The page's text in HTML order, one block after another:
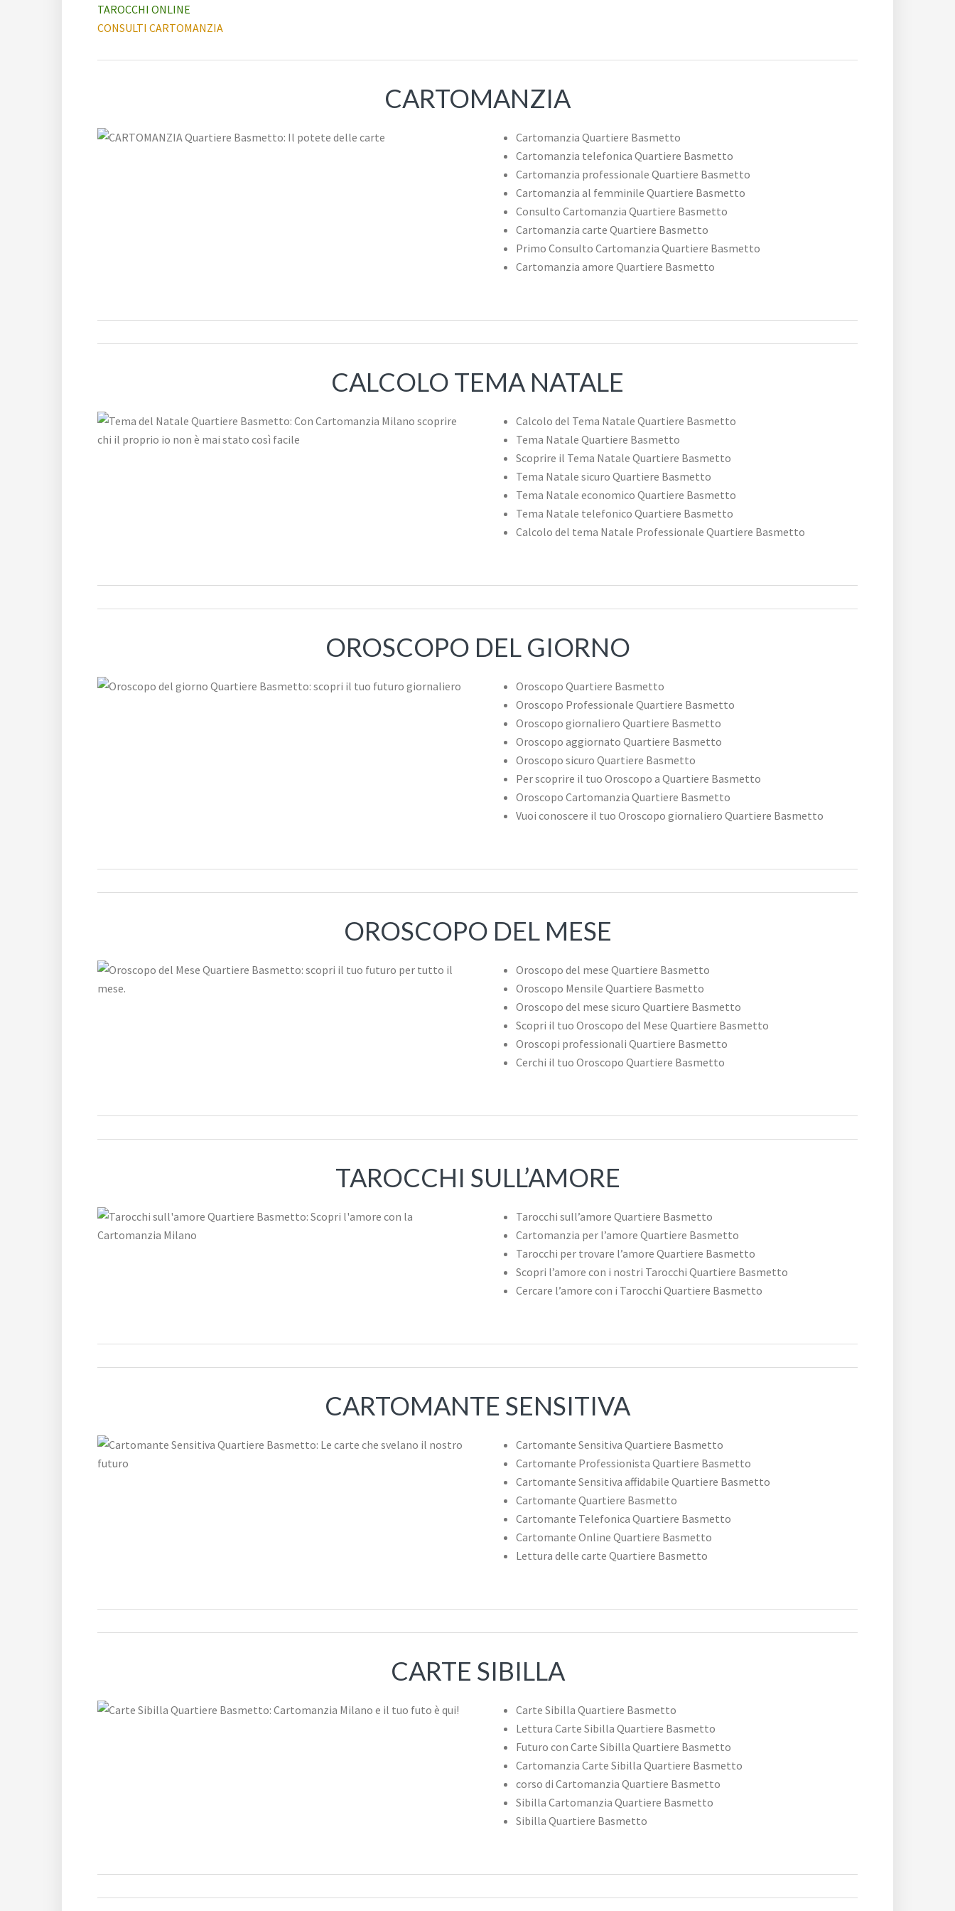
TAROCCHI ONLINE
CONSULTI CARTOMANZIA
CARTOMANZIA
Cartomanzia Quartiere Basmetto
Cartomanzia telefonica Quartiere Basmetto
Cartomanzia professionale Quartiere Basmetto
Cartomanzia al femminile Quartiere Basmetto
Consulto Cartomanzia Quartiere Basmetto
Cartomanzia carte Quartiere Basmetto
Primo Consulto Cartomanzia Quartiere Basmetto
Cartomanzia amore Quartiere Basmetto
CALCOLO TEMA NATALE
Calcolo del Tema Natale Quartiere Basmetto
Tema Natale Quartiere Basmetto
Scoprire il Tema Natale Quartiere Basmetto
Tema Natale sicuro Quartiere Basmetto
Tema Natale economico Quartiere Basmetto
Tema Natale telefonico Quartiere Basmetto
Calcolo del tema Natale Professionale Quartiere Basmetto
OROSCOPO DEL GIORNO
Oroscopo Quartiere Basmetto
Oroscopo Professionale Quartiere Basmetto
Oroscopo giornaliero Quartiere Basmetto
Oroscopo aggiornato Quartiere Basmetto
Oroscopo sicuro Quartiere Basmetto
Per scoprire il tuo Oroscopo a Quartiere Basmetto
Oroscopo Cartomanzia Quartiere Basmetto
Vuoi conoscere il tuo Oroscopo giornaliero Quartiere Basmetto
OROSCOPO DEL MESE
Oroscopo del mese Quartiere Basmetto
Oroscopo Mensile Quartiere Basmetto
Oroscopo del mese sicuro Quartiere Basmetto
Scopri il tuo Oroscopo del Mese Quartiere Basmetto
Oroscopi professionali Quartiere Basmetto
Cerchi il tuo Oroscopo Quartiere Basmetto
TAROCCHI SULL’AMORE
Tarocchi sull’amore Quartiere Basmetto
Cartomanzia per l’amore Quartiere Basmetto
Tarocchi per trovare l’amore Quartiere Basmetto
Scopri l’amore con i nostri Tarocchi Quartiere Basmetto
Cercare l’amore con i Tarocchi Quartiere Basmetto
CARTOMANTE SENSITIVA
Cartomante Sensitiva Quartiere Basmetto
Cartomante Professionista Quartiere Basmetto
Cartomante Sensitiva affidabile Quartiere Basmetto
Cartomante Quartiere Basmetto
Cartomante Telefonica Quartiere Basmetto
Cartomante Online Quartiere Basmetto
Lettura delle carte Quartiere Basmetto
CARTE SIBILLA
Carte Sibilla Quartiere Basmetto
Lettura Carte Sibilla Quartiere Basmetto
Futuro con Carte Sibilla Quartiere Basmetto
Cartomanzia Carte Sibilla Quartiere Basmetto
corso di Cartomanzia Quartiere Basmetto
Sibilla Cartomanzia Quartiere Basmetto
Sibilla Quartiere Basmetto